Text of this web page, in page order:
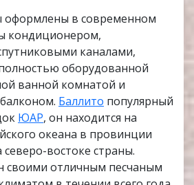
оформлены в современном
кондиционером,
каналами,
оборудованной
ванной комнатой и
Баллито популярный
ЮАР, он находится на
океана в провинции
северо-востоке страны.
своими отличным песчаным